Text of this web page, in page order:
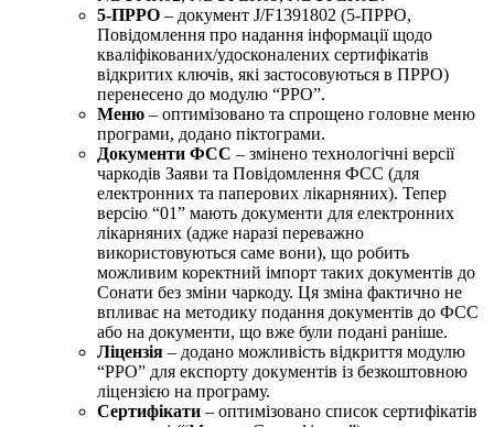
5-ПРРО – документ J/F1391802 (5-ПРРО,
Повідомлення про надання інформації щодо
кваліфікованих/удосконалених сертифікатів
відкритих ключів, які застосовуються в ПРРО)
перенесено до модулю “РРО”.
Меню – оптимізовано та спрощено головне меню
програми, додано піктограми.
Документи ФСС – змінено технологічні версії
чаркодів Заяви та Повідомлення ФСС (для
електронних та паперових лікарняних). Тепер
версію “01” мають документи для електронних
лікарняних (адже наразі переважно
використовуються саме вони), що робить
можливим коректний імпорт таких документів до
Сонати без зміни чаркоду. Ця зміна фактично не
впливає на методику подання документів до ФСС
або на документи, що вже були подані раніше.
Ліцензія – додано можливість відкриття модулю
“РРО” для експорту документів із безкоштовною
ліцензією на програму.
Сертифікати – оптимізовано список сертифікатів